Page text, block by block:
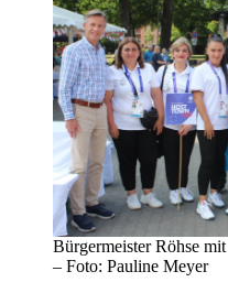
Bürgermeister Röhse
– Foto: Pauline Meyer